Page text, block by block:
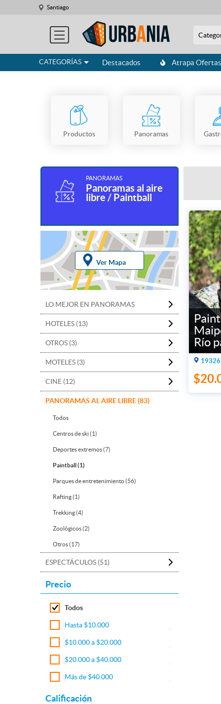
Santiago
CATEGORÍAS Destacados Atrapa Ofertas
Productos Panoramas
PANORAMAS
Panoramas al aire
libre / Paintball
Ver Mapa
LO MEJOR EN PANORAMAS
HOTELES (13)
OTROS (3)
MOTELES (3)
CINE (12)
PANORAMAS AL AIRE LIBRE (83)
Todos
Centros de ski (1)
Deportes extremos (7)
Paintball (1)
Parques de entretenimiento (56)
Rafting (1)
Trekking (4)
Zoológicos (2)
Otros (17)
ESPECTÁCULOS (51)
Precio
Todos
Hasta $10.000
$10.000 a $20.000
$20.000 a $40.000
Más de $40.000
Calificación
Río